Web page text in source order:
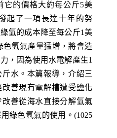
它的價格大約每公斤5美
起了一項長達十年的努
氫的成本降至每公斤1美
氫氣產量猛增，將會造
，因為使用水電解產生1
水。本篇報導，介紹三
善現有電解槽遭受鹽化
善從海水直接分解氫氣
綠色氫氣的使用。(1025